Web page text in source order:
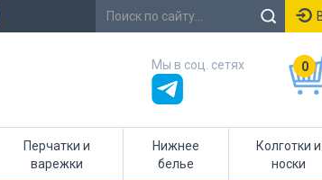
0
Мы в соц. сетях
Перчатки и
варежки
Нижнее
белье
Колготки и
носки